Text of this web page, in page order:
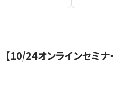
【10/24オンラインセミ